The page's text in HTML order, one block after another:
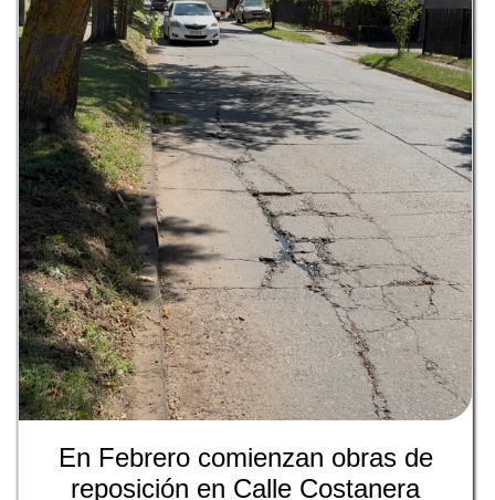
En Febrero comienzan obras de
reposición en Calle Costanera